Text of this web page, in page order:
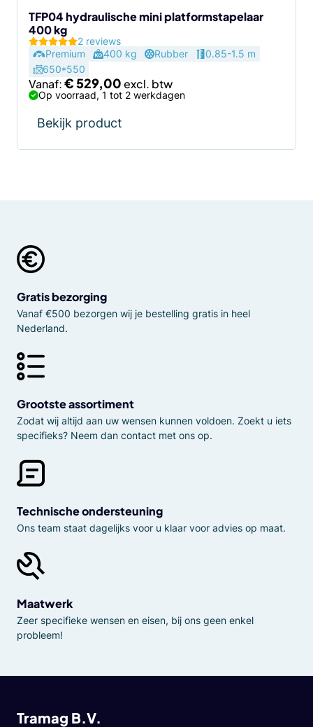
TFP04 hydraulische mini platformstapelaar
400 kg
2 reviews
Premium
400 kg Rubber
0.85-1.5 m
650*550
Vanaf:€529,00
Op voorraad, 1 tot 2 werkdagen
Bekijk product
de
productpagina
Gratis bezorging
Vanaf €500 bezorgen wij je bestelling gratis in heel
Nederland.
Grootste assortiment
Zodat wij altijd aan uw wensen kunnen voldoen. Zoekt u iets
specifieks? Neem dan contact met ons op.
Technische ondersteuning
Ons team staat dagelijks voor u klaar voor advies op maat.
Maatwerk
Zeer specifieke wensen en eisen, bij ons geen enkel
probleem!
Tramag B.V.